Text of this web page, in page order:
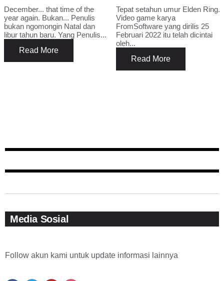
December... that time of the
year again. Bukan... Penulis
bukan ngomongin Natal dan
libur tahun baru. Yang Penulis...
Read More
Tepat setahun umur Elden Ring.
Video game karya
FromSoftware yang dirilis 25
Februari 2022 itu telah dicintai
oleh...
Read More
Media Sosial
Follow akun kami untuk update informasi lainnya